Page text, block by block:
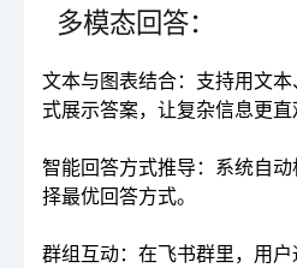
多模态回答：
文本与图表结合：支持用文
式展示答案，让复杂信息更直
智能回答方式推导：系统自
择最优回答方式。
群组互动：在飞书群里，用